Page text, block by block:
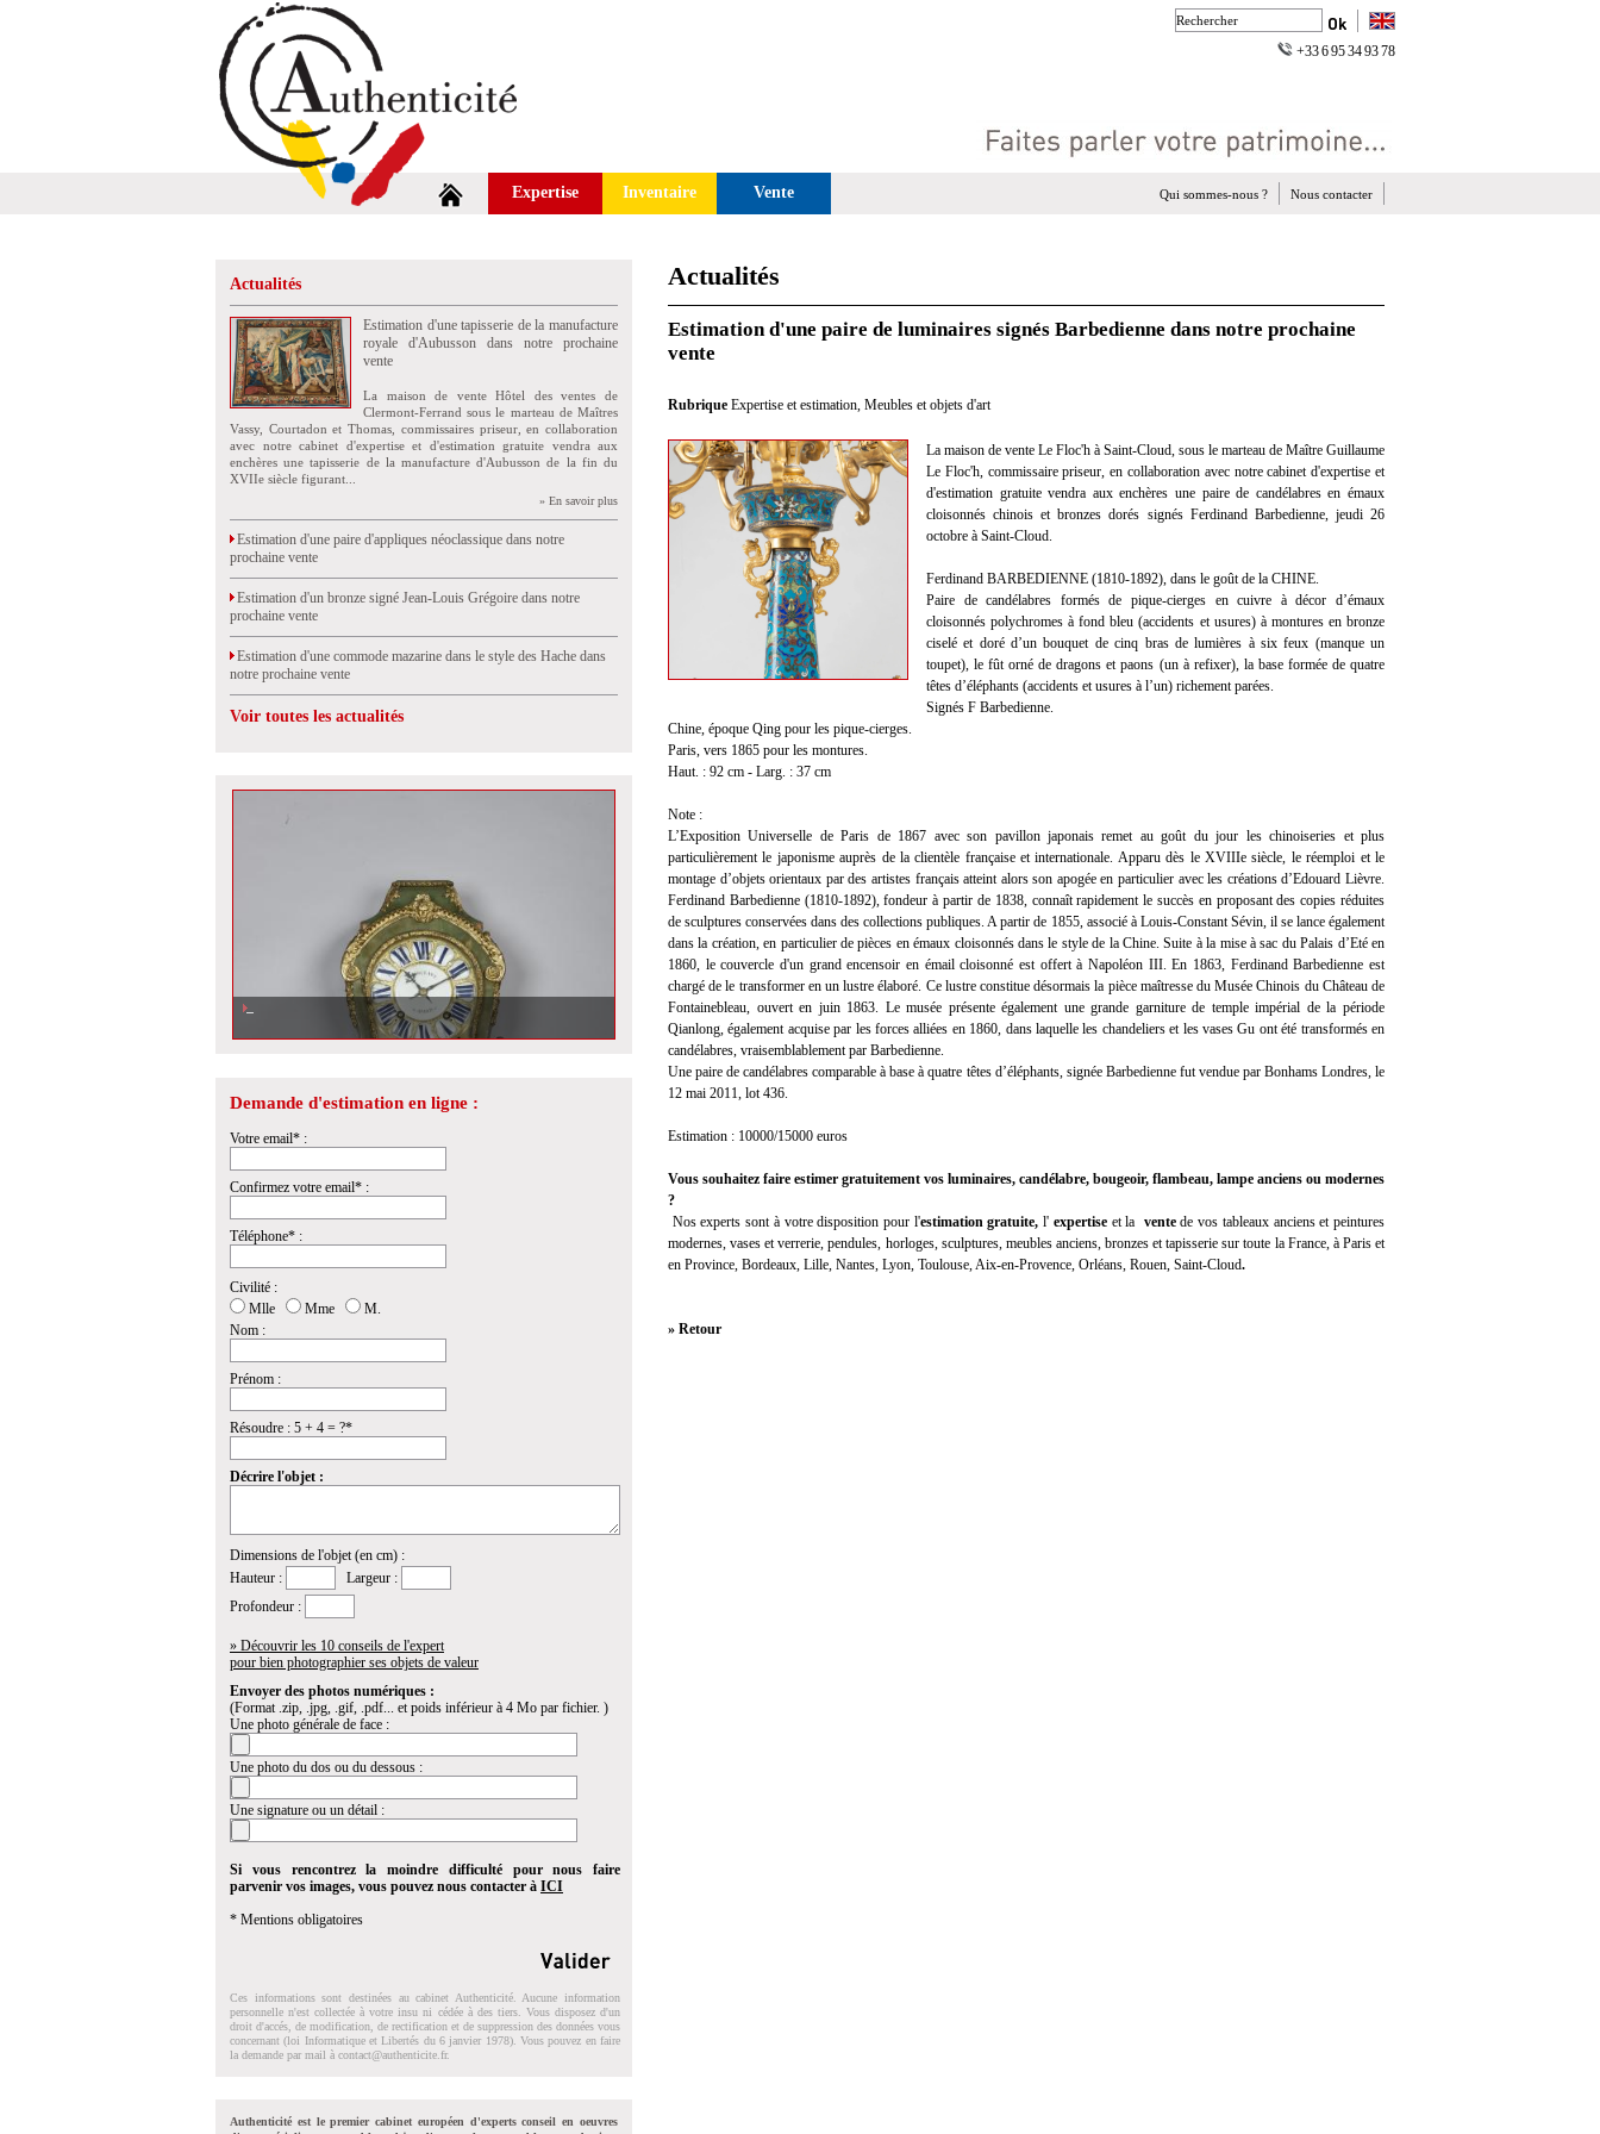
+33 6 95 34 93 78
Expertise Inventaire Vente Nous contacter
Qui sommes-nous ?
Actualités
Estimation d'une tapisserie de la manufacture
royale d'Aubusson dans notre prochaine
vente
La maison de vente Hôtel des ventes de
Clermont-Ferrand sous le marteau de Maîtres
Vassy, Courtadon et Thomas, commissaires priseur, en collaboration
avec notre cabinet d'expertise et d'estimation gratuite vendra aux
enchères une tapisserie de la manufacture d'Aubusson de la fin du
XVIIe siècle figurant...
» En savoir plus
Estimation d'une paire d'appliques néoclassique dans notre
prochaine vente
Estimation d'un bronze signé Jean-Louis Grégoire dans notre
prochaine vente
Estimation d'une commode mazarine dans le style des Hache dans
notre prochaine vente
Voir toutes les actualités
Demande d'estimation en ligne :
Votre email* :
Confirmez votre email* :
Téléphone* :
Civilité :
Mlle
Mme
M.
Nom :
Prénom :
Résoudre : 5 + 4 = ?*
Décrire l'objet :
Dimensions de l'objet (en cm) :
Hauteur :
Largeur :
Profondeur :
» Découvrir les 10 conseils de l'expert
pour bien photographier ses objets de valeur
Envoyer des photos numériques :
(Format .zip, .jpg, .gif, .pdf... et poids inférieur à 4 Mo par fichier. )
Une photo générale de face :
Une photo du dos ou du dessous :
Une signature ou un détail :
Si vous rencontrez la moindre difficulté pour nous faire
parvenir vos images, vous pouvez nous contacter à ICI
* Mentions obligatoires
Ces informations sont destinées au cabinet Authenticité. Aucune information
personnelle n'est collectée à votre insu ni cédée à des tiers. Vous disposez d'un
droit d'accés, de modification, de rectification et de suppression des données vous
concernant (loi Informatique et Libertés du 6 janvier 1978). Vous pouvez en faire
la demande par mail à contact@authenticite.fr.
Authenticité est le premier cabinet européen d'experts conseil en oeuvres
Actualités
Estimation d'une paire de luminaires signés Barbedienne dans notre prochaine
vente
Rubrique Expertise et estimation, Meubles et objets d'art
La maison de vente Le Floc'h à Saint-Cloud, sous le marteau de Maître Guillaume
Le Floc'h, commissaire priseur, en collaboration avec notre cabinet d'expertise et
d'estimation gratuite vendra aux enchères une paire de candélabres en émaux
cloisonnés chinois et bronzes dorés signés Ferdinand Barbedienne, jeudi 26
octobre à Saint-Cloud.
Ferdinand BARBEDIENNE (1810-1892), dans le goût de la CHINE.
Paire de candélabres formés de pique-cierges en cuivre à décor d’émaux
cloisonnés polychromes à fond bleu (accidents et usures) à montures en bronze
ciselé et doré d’un bouquet de cinq bras de lumières à six feux (manque un
toupet), le fût orné de dragons et paons (un à refixer), la base formée de quatre
têtes d’éléphants (accidents et usures à l’un) richement parées.
Signés F Barbedienne.
Chine, époque Qing pour les pique-cierges.
Paris, vers 1865 pour les montures.
Haut. : 92 cm - Larg. : 37 cm
Note :
L’Exposition Universelle de Paris de 1867 avec son pavillon japonais remet au goût du jour les chinoiseries et plus
particulièrement le japonisme auprès de la clientèle française et internationale. Apparu dès le XVIIIe siècle, le réemploi et le
montage d’objets orientaux par des artistes français atteint alors son apogée en particulier avec les créations d’Edouard Lièvre.
Ferdinand Barbedienne (1810-1892), fondeur à partir de 1838, connaît rapidement le succès en proposant des copies réduites
de sculptures conservées dans des collections publiques. A partir de 1855, associé à Louis-Constant Sévin, il se lance également
dans la création, en particulier de pièces en émaux cloisonnés dans le style de la Chine. Suite à la mise à sac du Palais d’Eté en
1860, le couvercle d'un grand encensoir en émail cloisonné est offert à Napoléon III. En 1863, Ferdinand Barbedienne est
chargé de le transformer en un lustre élaboré. Ce lustre constitue désormais la pièce maîtresse du Musée Chinois du Château de
Fontainebleau, ouvert en juin 1863. Le musée présente également une grande garniture de temple impérial de la période
Qianlong, également acquise par les forces alliées en 1860, dans laquelle les chandeliers et les vases Gu ont été transformés en
candélabres, vraisemblablement par Barbedienne.
Une paire de candélabres comparable à base à quatre têtes d’éléphants, signée Barbedienne fut vendue par Bonhams Londres, le
12 mai 2011, lot 436.
Estimation : 10000/15000 euros
Vous souhaitez faire estimer gratuitement vos luminaires, candélabre, bougeoir, flambeau, lampe anciens ou modernes
?
Nos experts sont à votre disposition pour l'estimation gratuite,l' expertiseet la vente de vos tableaux anciens et peintures
modernes, vases et verrerie, pendules, horloges, sculptures, meubles anciens, bronzes et tapisserie sur toute la France, à Paris et
en Province, Bordeaux, Lille, Nantes, Lyon, Toulouse, Aix-en-Provence, Orléans, Rouen, Saint-Cloud.
» Retour